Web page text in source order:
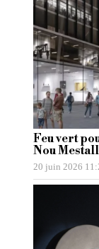
Feu vert
Nou
20 juin 2026